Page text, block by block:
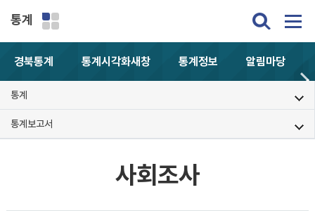
통계
경북통계 통계시각화새창 통계정보 알림마당
통계
통계보고서
사회조사